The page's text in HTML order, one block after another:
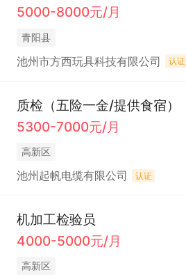
5000-8000元/月
青阳县
池州市方西玩具科技有限公司 认证
质检（五险一金/提供食宿）
5300-7000元/月
高新区
池州起帆电缆有限公司 认证
机加工检验员
4000-5000元/月
高新区